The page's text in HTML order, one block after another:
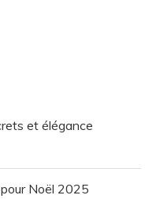
et élégance
Noël 2025